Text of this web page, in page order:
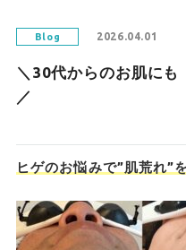
Blog 2026.04.01
＼30代からのお肌にも
／
ヒゲのお悩みで”肌荒れ”